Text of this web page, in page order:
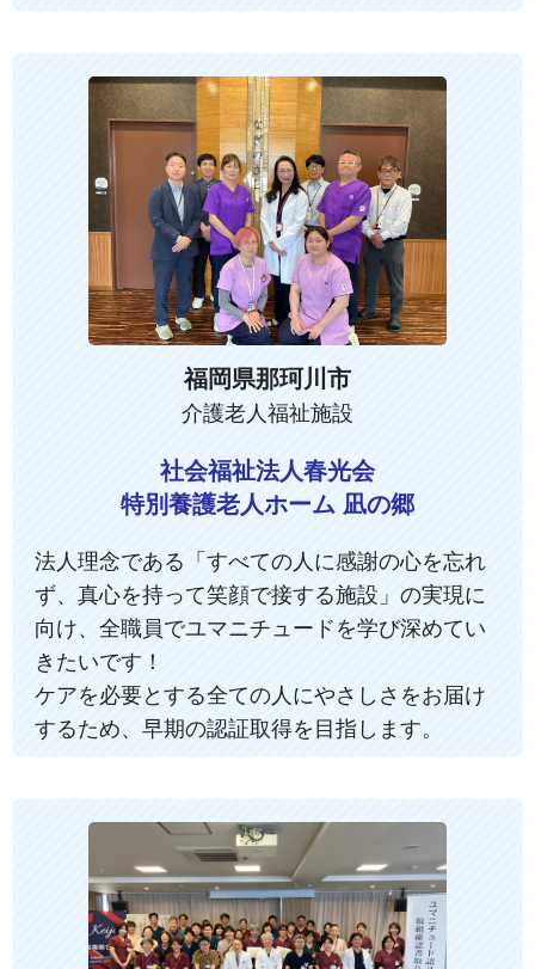
福岡県那珂川市
介護老人福祉施設
社会福祉法人春光会
特別養護老人ホーム 凪の郷
法人理念である「すべての人に感謝の心を忘れ
ず、真心を持って笑顔で接する施設」の実現に
向け、全職員でユマニチュードを学び深めてい
きたいです！
ケアを必要とする全ての人にやさしさをお届け
するため、早期の認証取得を目指します。